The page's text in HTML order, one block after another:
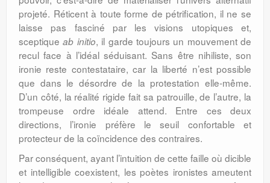
projeté. Réticent à toute forme de pétrification, il ne se
laisse pas fasciné par les visions utopiques et,
sceptiqueab initio, il garde toujours un mouvement de
recul face à l’idéal séduisant. Sans être nihiliste, son
ironie reste contestataire, car la liberté n’est possible
que dans le désordre de la protestation elle-même.
D’un côté, la réalité rigide fait sa patrouille, de l’autre, la
trompeuse ordre idéale attend. Entre ces deux
directions, l’ironie préfère le seuil confortable et
protecteur de la coïncidence des contraires.
Par conséquent, ayant l’intuition de cette faille où dicible
et intelligible coexistent, les poètes ironistes ameutent